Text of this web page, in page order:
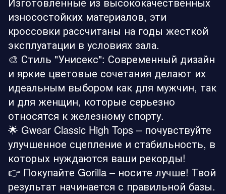
износостойких материалов, эти
кроссовки рассчитаны на годы жесткой
эксплуатации в условиях зала.
🎨 Стиль "Унисекс": Современный дизайн
и яркие цветовые сочетания делают их
идеальным выбором как для мужчин, так
и для женщин, которые серьезно
относятся к железному спорту.
🌟 Gwear Classic High Tops – почувствуйте
улучшенное сцепление и стабильность, в
которых нуждаются ваши рекорды!
👉 Покупайте Gorilla – носите лучше! Твой
результат начинается с правильной базы.